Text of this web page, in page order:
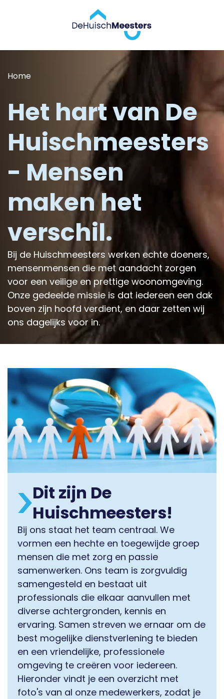
Home
Het hart van De
Huischmeesters
- Mensen
maken het
verschil.
Bij de Huischmeesters werken echte doeners,
mensenmensen die met aandacht zorgen
voor een veilige en prettige woonomgeving.
Onze gedeelde missie is dat iedereen een dak
boven zijn hoofd verdient, en daar zetten wij
ons dagelijks voor in.
Dit zijn De
Huischmeesters!
Bij ons staat het team centraal. We
vormen een hechte en toegewijde groep
mensen die met zorg en passie
samenwerken. Ons team is zorgvuldig
samengesteld en bestaat uit
professionals die elkaar aanvullen met
diverse achtergronden, kennis en
ervaring. Samen streven we ernaar om de
best mogelijke dienstverlening te bieden
en een vriendelijke, professionele
omgeving te creëren voor iedereen.
Hieronder vindt je een overzicht met
foto's van al onze medewerkers, zodat je